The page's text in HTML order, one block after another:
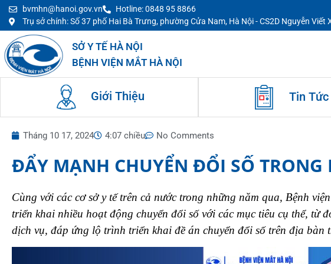
bvmhn@hanoi.gov.vn
Hotline: 0848 95 8866
Trụ sở chính: Số 37 phố Hai Bà Trưng, phường Cửa Nam, Hà Nội - CS2D Nguyễn
SỞ Y TẾ HÀ NỘI
BỆNH VIỆN MẮT HÀ NỘI
Giới Thiệu Tin Tức
Tháng 10 17, 2024 4:07 chiều No Comments
ĐẨY MẠNH CHUYỂN ĐỔI SỐ TRONG
Cùng với các cơ sở y tế trên cả nước trong những năm qua, Bệnh
triển khai nhiều hoạt động chuyển đổi số với các mục tiêu cụ thể, từ
dịch vụ, đáp ứng lộ trình triển khai đề án chuyển đổi số trên địa bàn